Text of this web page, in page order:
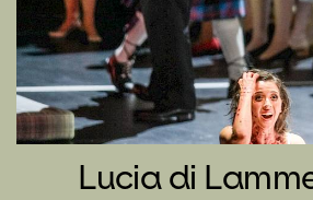
Lucia di